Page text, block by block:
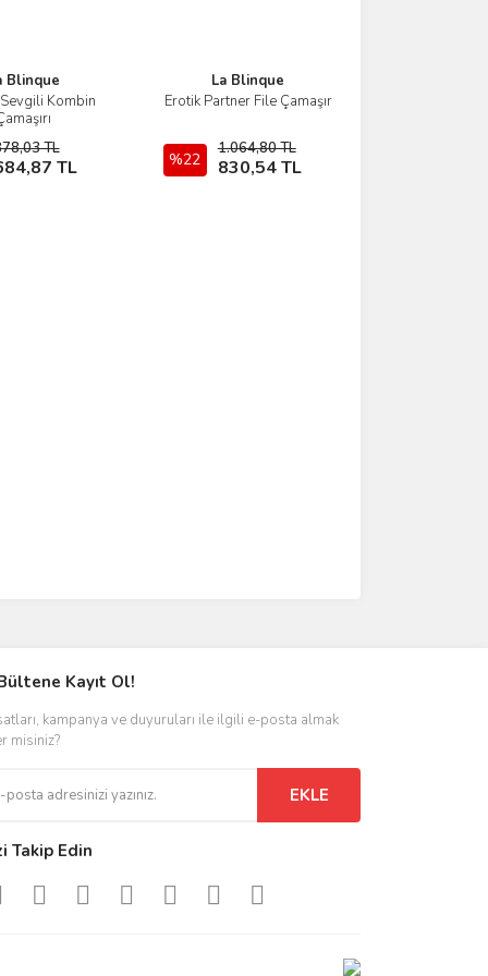
Blinque
Kombin
TL
TL
İncele
Ekle
La Blinque
Erotik Partner File Çamaşır
%22
1.064,80 TL
830,54 TL
İncele
Sepete Ekle
Kayıt Ol!
kampanya ve duyuruları ile ilgili e-posta almak
misiniz?
EKLE
Takip Edin